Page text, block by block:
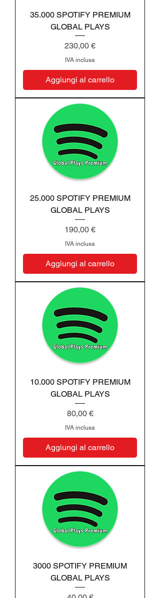
35.000 SPOTIFY PREMIUM
GLOBAL PLAYS
Prezzo
230,00 €
IVA inclusa
Aggiungi al carrello
25.000 SPOTIFY PREMIUM
GLOBAL PLAYS
Prezzo
190,00 €
IVA inclusa
Aggiungi al carrello
10.000 SPOTIFY PREMIUM
GLOBAL PLAYS
Prezzo
80,00 €
IVA inclusa
Aggiungi al carrello
3000 SPOTIFY PREMIUM
GLOBAL PLAYS